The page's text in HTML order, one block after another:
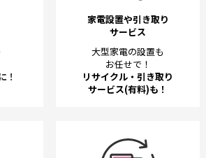
！
家電設置や引き取り
サービス
大型家電の設置も
お任せで！
リサイクル・引き取り
サービス(有料)も！